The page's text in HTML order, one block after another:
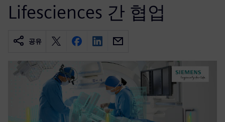
Lifesciences 간 협업
공유